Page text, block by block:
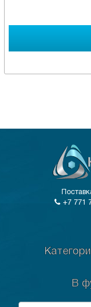
+7 771
В